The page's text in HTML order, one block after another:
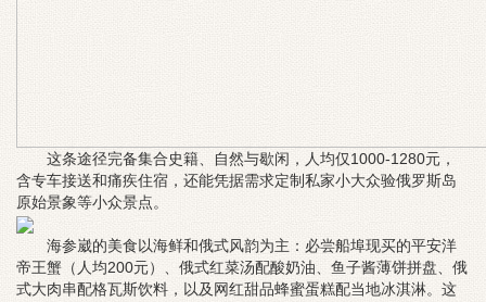
这条途径完备集合史籍、自然与歇闲，人均仅1000-1280元，
含专车接送和痛疾住宿，还能凭据需求定制私家小大众验俄罗斯岛
原始景象等小众景点。
海参崴的美食以海鲜和俄式风韵为主：必尝船埠现买的平安洋
帝王蟹（人均200元）、俄式红菜汤配酸奶油、鱼子酱薄饼拼盘、俄
式大肉串配格瓦斯饮料，以及网红甜品蜂蜜蛋糕配当地冰淇淋。这